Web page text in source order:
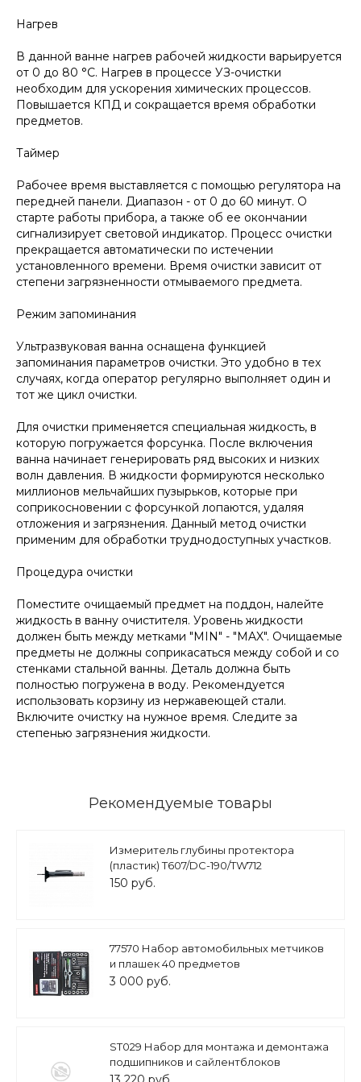
Нагрев
В данной ванне нагрев рабочей жидкости варьируется
от 0 до 80 °С. Нагрев в процессе УЗ-очистки
необходим для ускорения химических процессов.
Повышается КПД и сокращается время обработки
предметов.
Таймер
Рабочее время выставляется с помощью регулятора на
передней панели. Диапазон - от 0 до 60 минут. О
старте работы прибора, а также об ее окончании
сигнализирует световой индикатор. Процесс очистки
прекращается автоматически по истечении
установленного времени. Время очистки зависит от
степени загрязненности отмываемого предмета.
Режим запоминания
Ультразвуковая ванна оснащена функцией
запоминания параметров очистки. Это удобно в тех
случаях, когда оператор регулярно выполняет один и
тот же цикл очистки.
Для очистки применяется специальная жидкость, в
которую погружается форсунка. После включения
ванна начинает генерировать ряд высоких и низких
волн давления. В жидкости формируются несколько
миллионов мельчайших пузырьков, которые при
соприкосновении с форсункой лопаются, удаляя
отложения и загрязнения. Данный метод очистки
применим для обработки труднодоступных участков.
Процедура очистки
Поместите очищаемый предмет на поддон, налейте
жидкость в ванну очистителя. Уровень жидкости
должен быть между метками "MIN" - "MAX". Очищаемые
предметы не должны соприкасаться между собой и со
стенками стальной ванны. Деталь должна быть
полностью погружена в воду. Рекомендуется
использовать корзину из нержавеющей стали.
Включите очистку на нужное время. Следите за
степенью загрязнения жидкости.
Рекомендуемые товары
Измеритель глубины протектора
(пластик) T607/DC-190/TW712
150 руб.
77570 Набор автомобильных метчиков
и плашек 40 предметов
3 000 руб.
ST029 Набор для монтажа и демонтажа
подшипников и сайлентблоков